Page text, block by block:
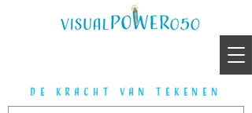
de kracht van tekenen